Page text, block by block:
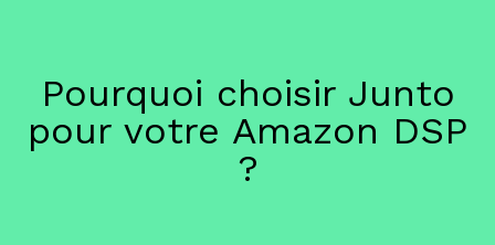
Pourquoi choisir Junto
pour votre Amazon DSP
?